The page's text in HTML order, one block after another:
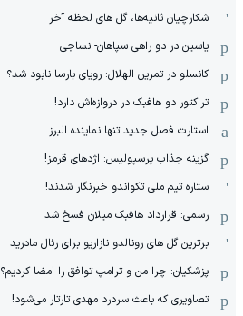
شکارچیان ثانیه‌ها، گل های لحظه آخر
یاسین در دو راهی سپاهان- نساجی
کانسلو در تمرین الهلال: رویای بارسا نابود شد؟
تراکتور دو هافبک در دروازه‌اش دارد!
استارت فصل جدید تنها نماینده البرز
گزینه جذاب پرسپولیس: اژدهای قرمز!
ستاره تیم ملی تکواندو خبرنگار شدند!
رسمی: قرارداد هافبک میلان فسخ شد
برترین گل های رونالدو نازاریو برای رئال مادرید
پزشکیان: چرا من و ترامپ توافق را امضا کردیم؟
تصاویری که باعث سردرد مهدی تارتار می‌شود!